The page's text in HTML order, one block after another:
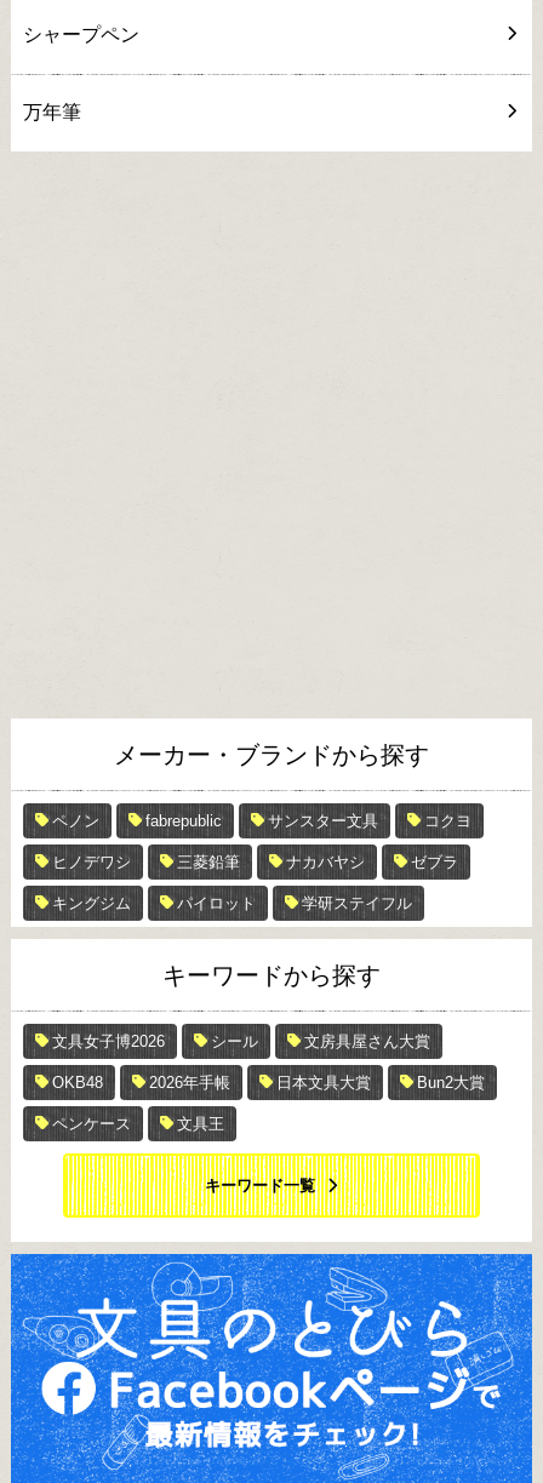
シャープペン
万年筆
メーカー・ブランドから探す
ペノン fabrepublic サンスター文具 コクヨ
ヒノデワシ 三菱鉛筆 ナカバヤシ ゼブラ
キングジム パイロット 学研ステイフル
キーワードから探す
文具女子博2026 シール 文房具屋さん大賞
OKB48 2026年手帳 日本文具大賞 Bun2大賞
ペンケース 文具王
キーワード一覧